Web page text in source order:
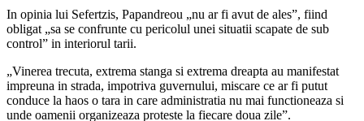
In opinia lui Sefertzis, Papandreou „nu ar fi avut de ales”, fiind
obligat „sa se confrunte cu pericolul unei situatii scapate de sub
control” in interiorul tarii.
„Vinerea trecuta, extrema stanga si extrema dreapta au manifestat
impreuna in strada, impotriva guvernului, miscare ce ar fi putut
conduce la haos o tara in care administratia nu mai functioneaza si
unde oamenii organizeaza proteste la fiecare doua zile”.